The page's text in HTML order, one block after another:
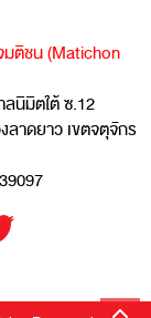
ติชน (Matichon
ลนิมิตใต้ ซ.12
ลาดยาว เขตจตุจักร